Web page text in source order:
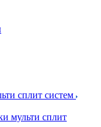
сплит систем
мульти сплит